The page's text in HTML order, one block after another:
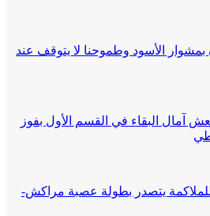
الأسود وطموحنا لا يتوقف عند
آمال البقاء في القسم الأول بفوز
يتصدر بطولة عصبة مراكش-